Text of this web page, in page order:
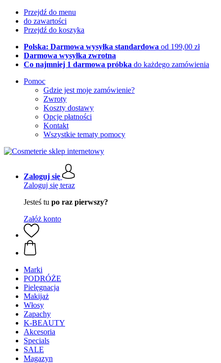
Przejdź do menu
do zawartości
Przejdź do koszyka
Polska: Darmowa wysyłka standardowa od 199,00 zł
Darmowa wysyłka zwrotna
Co najmniej 1 darmowa próbka do każdego zamówienia
Pomoc
Gdzie jest moje zamówienie?
Zwroty
Koszty dostawy
Opcje płatności
Kontakt
Wszystkie tematy pomocy
Zaloguj się
Zaloguj się teraz
Jesteś tu po raz pierwszy?
Załóż konto
Marki
PODRÓŻE
Pielęgnacja
Makijaż
Włosy
Zapachy
K-BEAUTY
Akcesoria
Specials
SALE
Magazyn